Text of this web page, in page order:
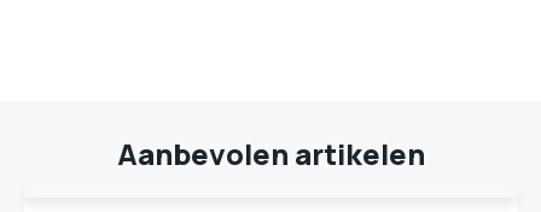
Aanbevolen artikelen